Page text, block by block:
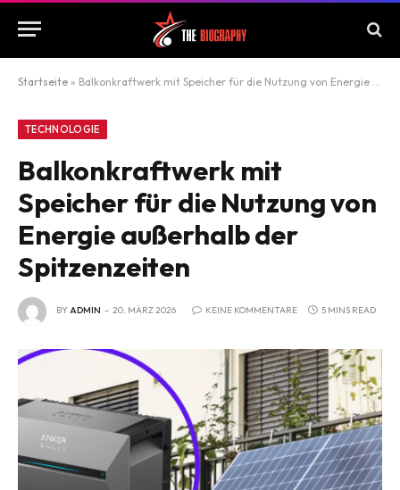
Startseite » Balkonkraftwerk mit Speicher für die Nutzung von Energie außerhalb der Spitzenzeiten
TECHNOLOGIE
Balkonkraftwerk mit
Speicher für die Nutzung von
Energie außerhalb der
Spitzenzeiten
BYADMIN 20. MÄRZ 2026 KEINE KOMMENTARE 5 MINS READ